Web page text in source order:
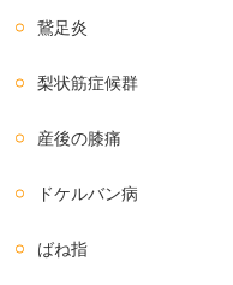
鵞足炎
梨状筋症候群
産後の膝痛
ドケルバン病
ばね指